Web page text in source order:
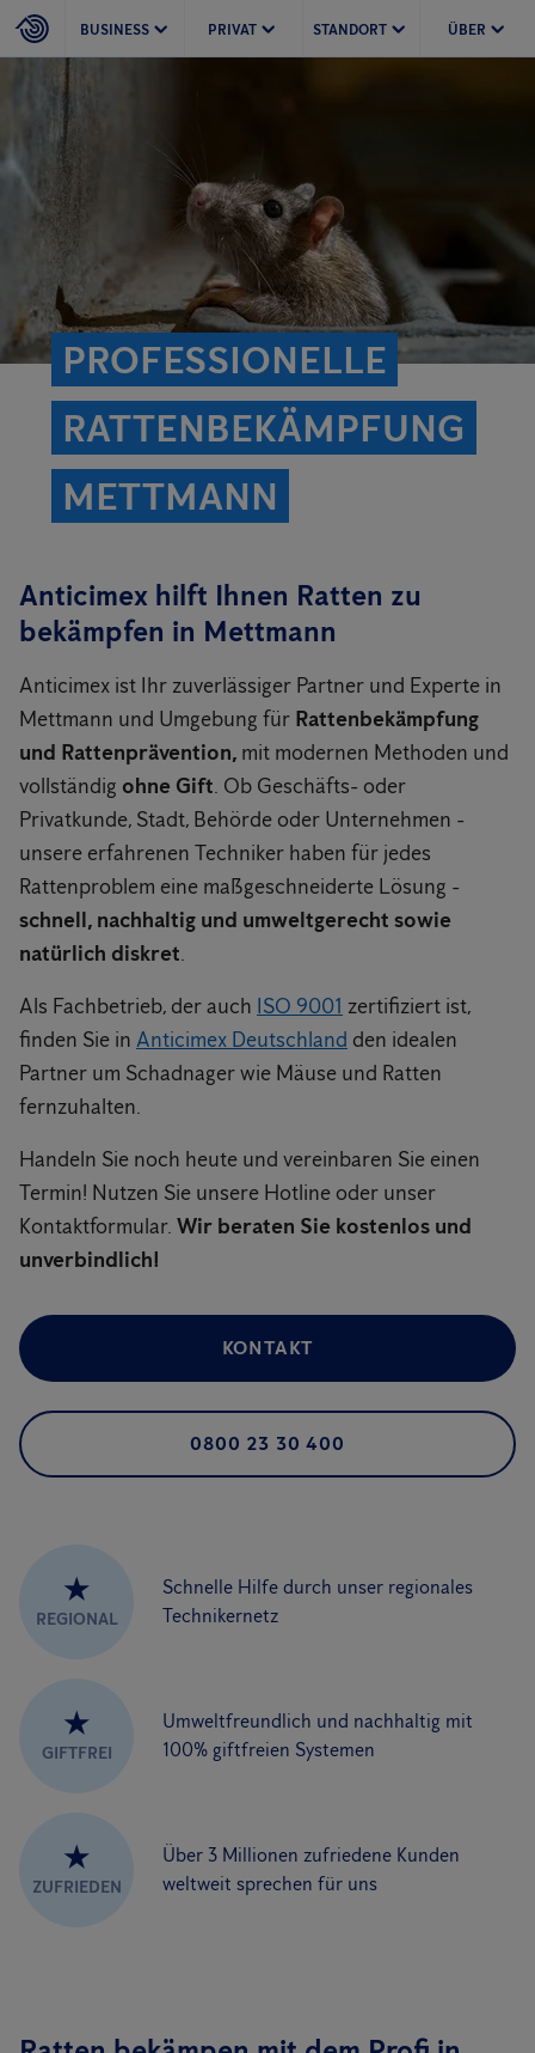
BUSINESS PRIVAT STANDORT ÜBER
PROFESSIONELLE
RATTEN­BEKÄMPFUNG
METTMANN
Anticimex hilft Ihnen Ratten zu
bekämpfen in Mettmann
Anticimex ist Ihr zuverlässiger Partner und Experte in
Mettmann und Umgebung für Rattenbekämpfung
und Rattenprävention, mit modernen Methoden und
vollständig ohne Gift. Ob Geschäfts- oder
Privatkunde, Stadt, Behörde oder Unternehmen -
unsere erfahrenen Techniker haben für jedes
Rattenproblem eine maßgeschneiderte Lösung -
schnell, nachhaltig und umweltgerecht sowie
natürlich diskret.
Als Fachbetrieb, der auch ISO 9001 zertifiziert ist,
finden Sie in Anticimex Deutschland den idealen
Partner um Schadnager wie Mäuse und Ratten
fernzuhalten.
Handeln Sie noch heute und vereinbaren Sie einen
Termin! Nutzen Sie unsere Hotline oder unser
Kontaktformular. Wir beraten Sie kostenlos und
unverbindlich!
KONTAKT
0800 23 30 400
★
REGIONAL
Schnelle Hilfe durch unser regionales
Technikernetz
★
GIFTFREI
Umweltfreundlich und nachhaltig mit
100% giftfreien Systemen
★
ZUFRIEDEN
Über 3 Millionen zufriedene Kunden
weltweit sprechen für uns